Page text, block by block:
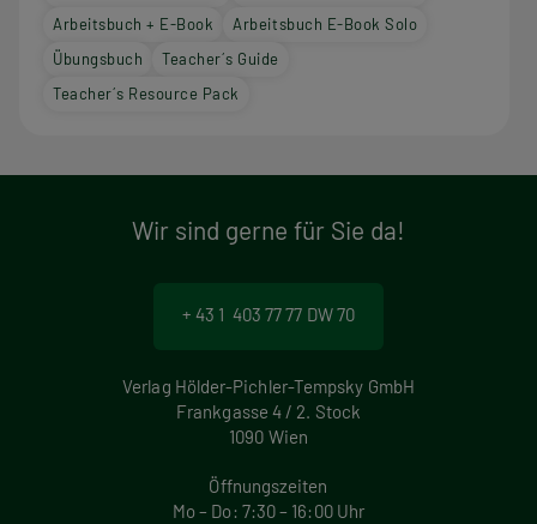
Arbeitsbuch + E-Book
Arbeitsbuch E-Book Solo
Übungsbuch
Teacher´s Guide
Teacher´s Resource Pack
Wir sind gerne für Sie da!
+ 43 1 403 77 77 DW 70
Verlag Hölder-Pichler-Tempsky GmbH
Frankgasse 4 / 2. Stock
1090 Wien
Öffnungszeiten
Mo – Do: 7:30 – 16:00 Uhr